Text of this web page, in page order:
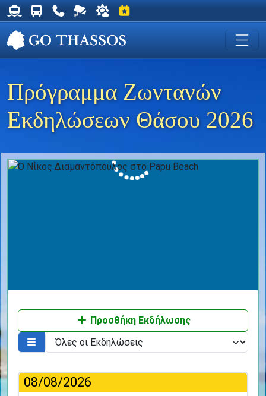
Δρομολόγια Φέρυ για Θάσο
Δρομολόγια Λεωφορείων Θάσου
Χρήσιμα Τηλέφωνα
Ζωντανή Κάμερα στη Χρυσή Ακτή
Ο καιρός στη Θάσο
Εκδηλώσεις στη Θάσο
Πρόγραμμα Ζωντανών
Εκδηλώσεων Θάσου 2026
Προσθήκη Εκδήλωσης
08/08/2026